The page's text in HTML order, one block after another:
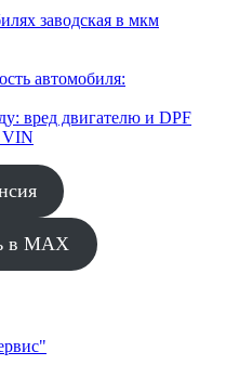
заводская в мкм
автомобиля:
вред двигателю и DPF
VIN
в MAX